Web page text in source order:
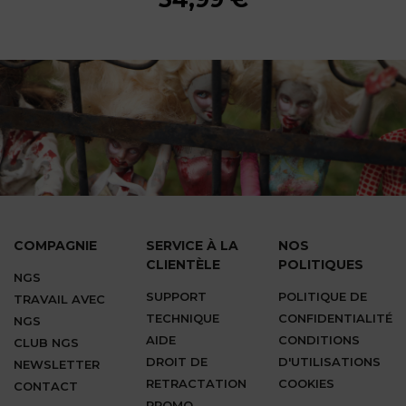
COMPAGNIE
NGS
TRAVAIL AVEC
NGS
CLUB NGS
NEWSLETTER
CONTACT
SERVICE À LA
CLIENTÈLE
SUPPORT
TECHNIQUE
AIDE
DROIT DE
RETRACTATION
NOS
POLITIQUES
POLITIQUE DE
CONFIDENTIALITÉ
CONDITIONS
D'UTILISATIONS
COOKIES